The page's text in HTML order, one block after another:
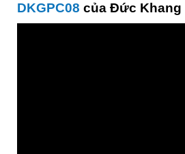
DKGPC08 của Đức Khang